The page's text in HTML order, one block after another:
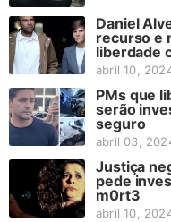
Daniel
recurso e
liberdade
abril 10,
PMs que
serão
seguro
abril 03,
Justiça
pede
m0rt3
abril 10,